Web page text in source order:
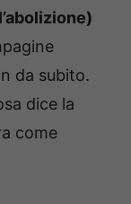
da subito.
dice la
come